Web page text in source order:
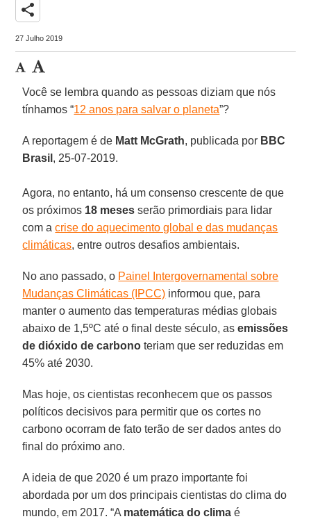
share
27 Julho 2019
Você se lembra quando as pessoas diziam que nós
tínhamos “12 anos para salvar o planeta”?
A reportagem é de Matt McGrath, publicada por BBC
Brasil , 25-07-2019.
Agora, no entanto, há um consenso crescente de que
os próximos 18 meses serão primordiais para lidar
com acrise do aquecimento global e das mudanças
climáticas, entre outros desafios ambientais.
No ano passado, o Painel Intergovernamental sobre
Mudanças Climáticas (IPCC) informou que, para
manter o aumento das temperaturas médias globais
abaixo de 1,5ºC até o final deste século, asemissões
de dióxido de carbono teriam que ser reduzidas em
45% até 2030.
Mas hoje, os cientistas reconhecem que os passos
políticos decisivos para permitir que os cortes no
carbono ocorram de fato terão de ser dados antes do
final do próximo ano.
A ideia de que 2020 é um prazo importante foi
abordada por um dos principais cientistas do clima do
mundo, em 2017. “A matemática do clima é